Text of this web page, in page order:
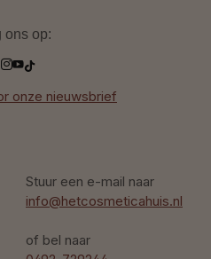
Stuur een e-mail naar
info@hetcosmeticahuis.nl
of bel naar
ons op:
onze nieuwsbrief